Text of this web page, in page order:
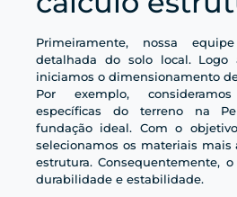
Primeiramente, nossa
detalhada do solo local. Logo
iniciamos o dimensionamento
Por exemplo,
específicas do terreno na
fundação ideal. Com o
selecionamos os materiais mais
estrutura. Consequentemente,
durabilidade e estabilidade.